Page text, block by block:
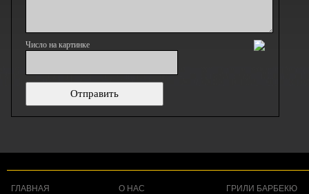
Число на картинке
ГЛАВНАЯ О НАС ГРИЛИ БАРБЕКЮ